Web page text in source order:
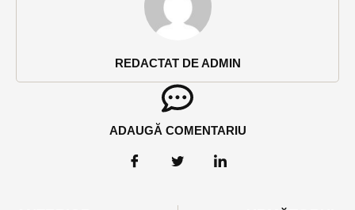
REDACTAT DE ADMIN
ADAUGĂ COMENTARIU